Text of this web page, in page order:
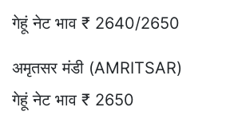
गेहूं नेट भाव ₹ 2640/2650
अमृतसर मंडी (AMRITSAR)
गेहूं नेट भाव ₹ 2650